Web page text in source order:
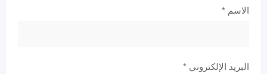
الاسم *
البريد الإلكتروني *